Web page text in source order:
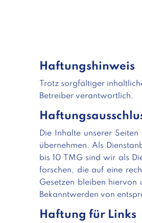
Haftungshinweis
Trotz sorgfältiger
Betreiber verantwortlich.
Die Inhalte unserer
übernehmen. Als
bis 10 TMG sind wir als
forschen, die auf eine
Gesetzen bleiben hiervon
Bekanntwerden von
Haftung für Links